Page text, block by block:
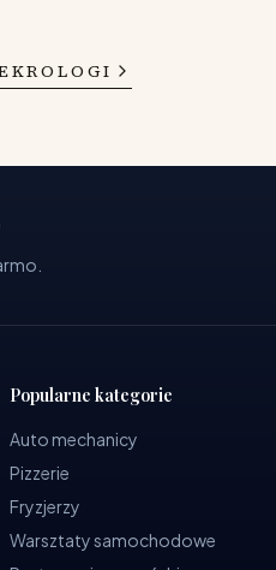
Popularne kategorie
Auto mechanicy
Pizzerie
Fryzjerzy
Warsztaty samochodowe